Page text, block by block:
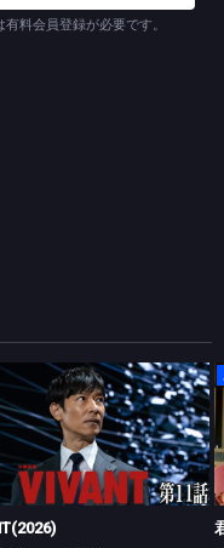
計士・北沢迅人（阿部寛）
の意志はまったくない。
とができない。かつては激
職に就く気配を見せない嵐
のである。
と聞いたあかりは、嵐が欠
料会員登録が必要です。
VIVANT(2026)
第十一話 新たな冒険始まる